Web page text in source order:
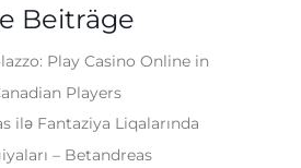
Beiträge
Play Casino Online in
Players
ilə Fantaziya Liqalarında
– Betandreas